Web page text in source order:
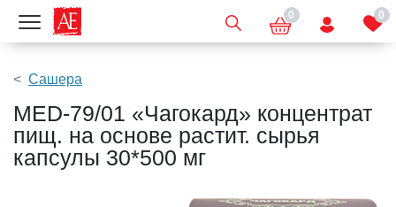
Показать меню 0 0
Сашера
MED-79/01 «Чагокард» концентрат
пищ. на основе растит. сырья
капсулы 30*500 мг